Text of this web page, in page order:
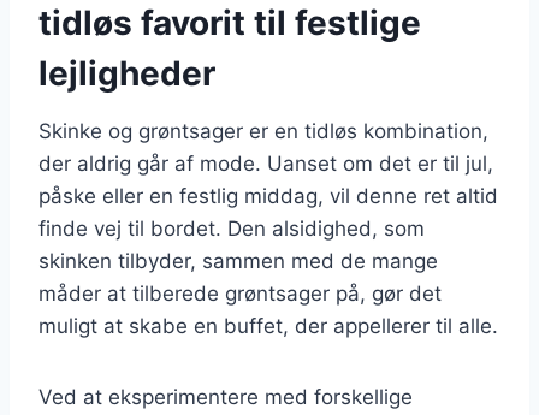
tidløs favorit til festlige
lejligheder
Skinke og grøntsager er en tidløs kombination,
der aldrig går af mode. Uanset om det er til jul,
påske eller en festlig middag, vil denne ret altid
finde vej til bordet. Den alsidighed, som
skinken tilbyder, sammen med de mange
måder at tilberede grøntsager på, gør det
muligt at skabe en buffet, der appellerer til alle.
Ved at eksperimentere med forskellige